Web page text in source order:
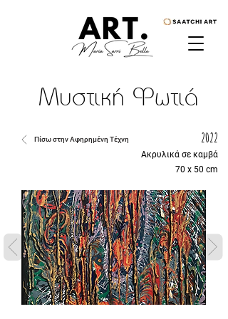
Μυστική Φωτιά
Πίσω στην Αφηρημένη Τέχνη 2022
Ακρυλικά σε καμβά
70 x 50 cm